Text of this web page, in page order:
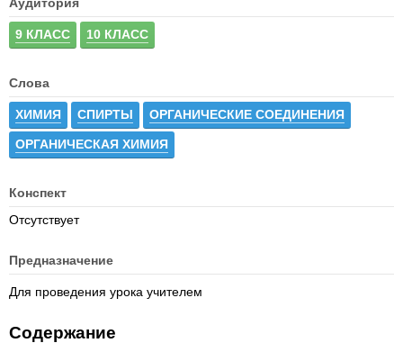
9 КЛАСС 10 КЛАСС
Слова
ХИМИЯ СПИРТЫ ОРГАНИЧЕСКИЕ СОЕДИНЕНИЯ
ОРГАНИЧЕСКАЯ ХИМИЯ
Конспект
Отсутствует
Предназначение
Для проведения урока учителем
Содержание